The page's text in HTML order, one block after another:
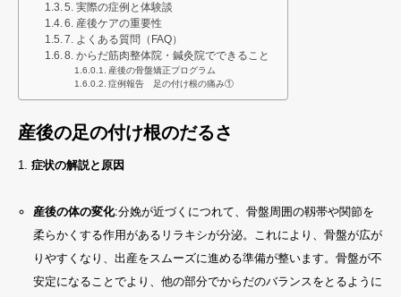
5. 実際の症例と体験談
6. 産後ケアの重要性
7. よくある質問（FAQ）
8. からだ筋肉整体院・鍼灸院でできること
産後の骨盤矯正プログラム
症例報告 足の付け根の痛み①
産後の足の付け根のだるさ
1. 症状の解説と原因
産後の体の変化:分娩が近づくにつれて、骨盤周囲の靱帯や関節を
柔らかくする作用があるリラキシが分泌。これにより、骨盤が広が
りやすくなり、出産をスムーズに進める準備が整います。骨盤が不
安定になることでより、他の部分でからだのバランスをとるように